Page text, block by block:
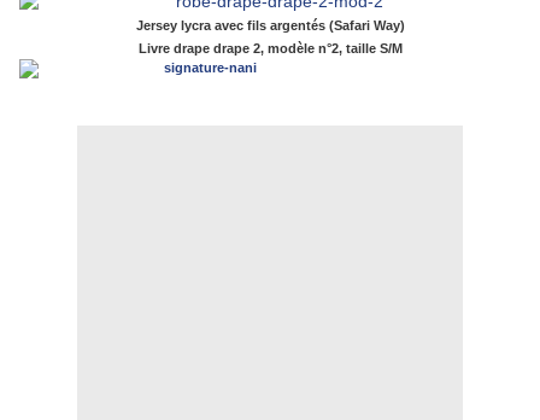
Jersey lycra avec fils argentés (Safari Way)
Livre drape drape 2, modèle n°2, taille S/M